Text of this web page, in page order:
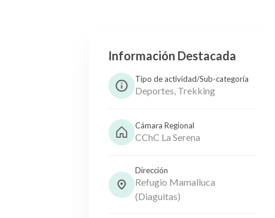
Información Destacada
Tipo de actividad/Sub-categoría
Deportes, Trekking
Cámara Regional
CChC La Serena
Dirección
Refugio Mamalluca
(Diaguitas)